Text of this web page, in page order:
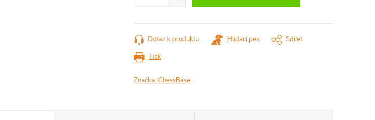
Tisk
Dotaz k produktu Hlídací pes Sdílet
Značka:ChessBase